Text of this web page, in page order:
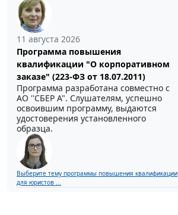
11 августа 2026
Программа повышения
квалификации "О корпоративном
заказе" (223-ФЗ от 18.07.2011)
Программа разработана совместно с
АО ''СБЕР А". Слушателям, успешно
освоившим программу, выдаются
удостоверения установленного
образца.
Выберите тему программы повышения квалификации
для юристов ...